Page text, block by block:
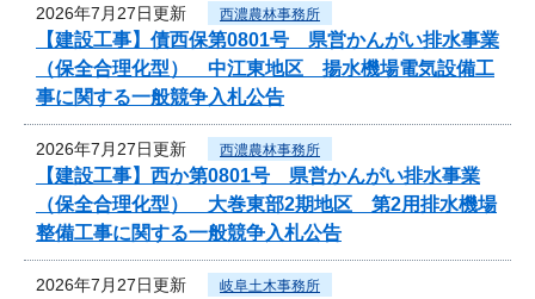
2026年7月27日更新 西濃農林事務所
【建設工事】債西保第0801号 県営かんがい排水事業
（保全合理化型） 中江東地区 揚水機場電気設備工
事に関する一般競争入札公告
2026年7月27日更新 西濃農林事務所
【建設工事】西か第0801号 県営かんがい排水事業
（保全合理化型） 大巻東部2期地区 第2用排水機場
整備工事に関する一般競争入札公告
2026年7月27日更新 岐阜土木事務所